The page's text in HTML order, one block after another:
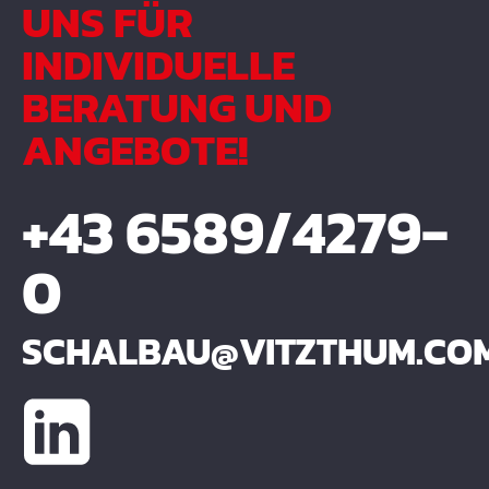
UNS FÜR
INDIVIDUELLE
BERATUNG UND
ANGEBOTE!
+43 6589/4279-
0